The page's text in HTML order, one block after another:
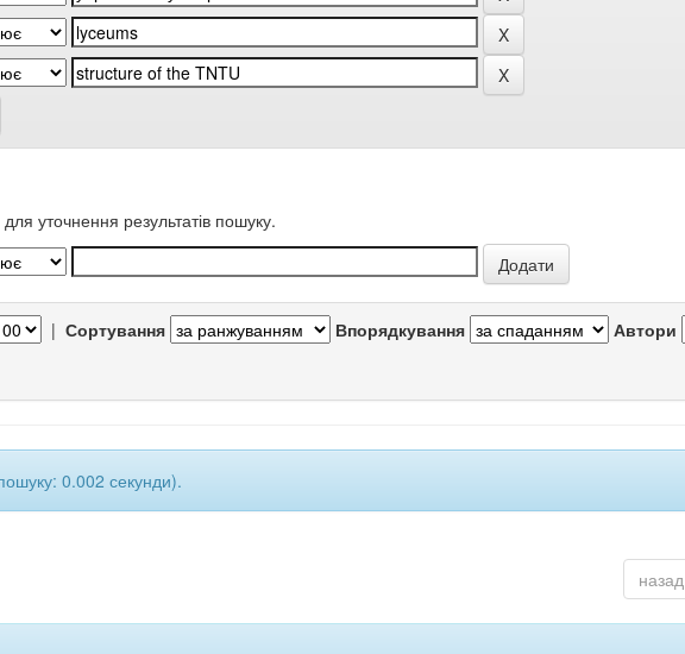
уточнення результатів пошуку.
| Сортування Впорядкування Автори
0.002 секунди).
назад